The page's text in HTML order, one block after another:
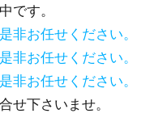
です。
非お任せください。
非お任せください。
非お任せください。
せ下さいませ。